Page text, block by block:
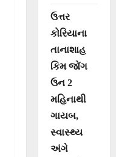
ઉત્તર
કોરિયાના
તાનાશાહ
કિમ જોંગ
ઉન 2
મહિનાથી
ગાયબ,
સ્વાસ્થ્ય
અંગે